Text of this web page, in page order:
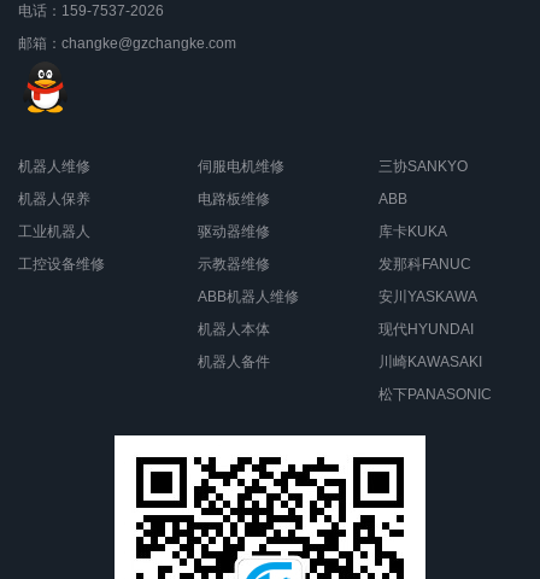
电话：159-7537-2026
邮箱：changke@gzchangke.com
机器人维修
机器人保养
工业机器人
工控设备维修
伺服电机维修
电路板维修
驱动器维修
示教器维修
ABB机器人维修
机器人本体
机器人备件
三协SANKYO
ABB
库卡KUKA
发那科FANUC
安川YASKAWA
现代HYUNDAI
川崎KAWASAKI
松下PANASONIC